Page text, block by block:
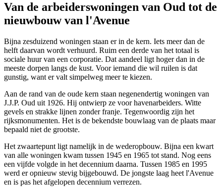
Van de arbeiderswoningen van Oud tot de
nieuwbouw van l'Avenue
Bijna zesduizend woningen staan er in de kern. Iets meer dan de
helft daarvan wordt verhuurd. Ruim een derde van het totaal is
sociale huur van een corporatie. Dat aandeel ligt hoger dan in de
meeste dorpen langs de kust. Voor iemand die wil ruilen is dat
gunstig, want er valt simpelweg meer te kiezen.
Aan de rand van de oude kern staan negenendertig woningen van
J.J.P. Oud uit 1926. Hij ontwierp ze voor havenarbeiders. Witte
gevels en strakke lijnen zonder franje. Tegenwoordig zijn het
rijksmonumenten. Het is de bekendste bouwlaag van de plaats maar
bepaald niet de grootste.
Het zwaartepunt ligt namelijk in de wederopbouw. Bijna een kwart
van alle woningen kwam tussen 1945 en 1965 tot stand. Nog eens
een vijfde volgde in het decennium daarna. Tussen 1985 en 1995
werd er opnieuw stevig bijgebouwd. De jongste laag heet l'Avenue
en is pas het afgelopen decennium verrezen.